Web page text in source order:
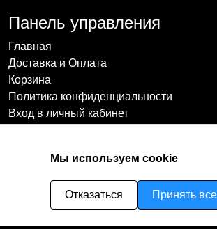
Панель управления
Главная
Доставка и Оплата
Корзина
Политика конфиденциальности
Вход в личный кабинет
Мы используем cookie
Отказаться Принять все